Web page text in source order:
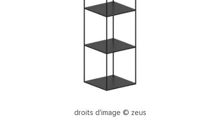
droits d'image © zeus